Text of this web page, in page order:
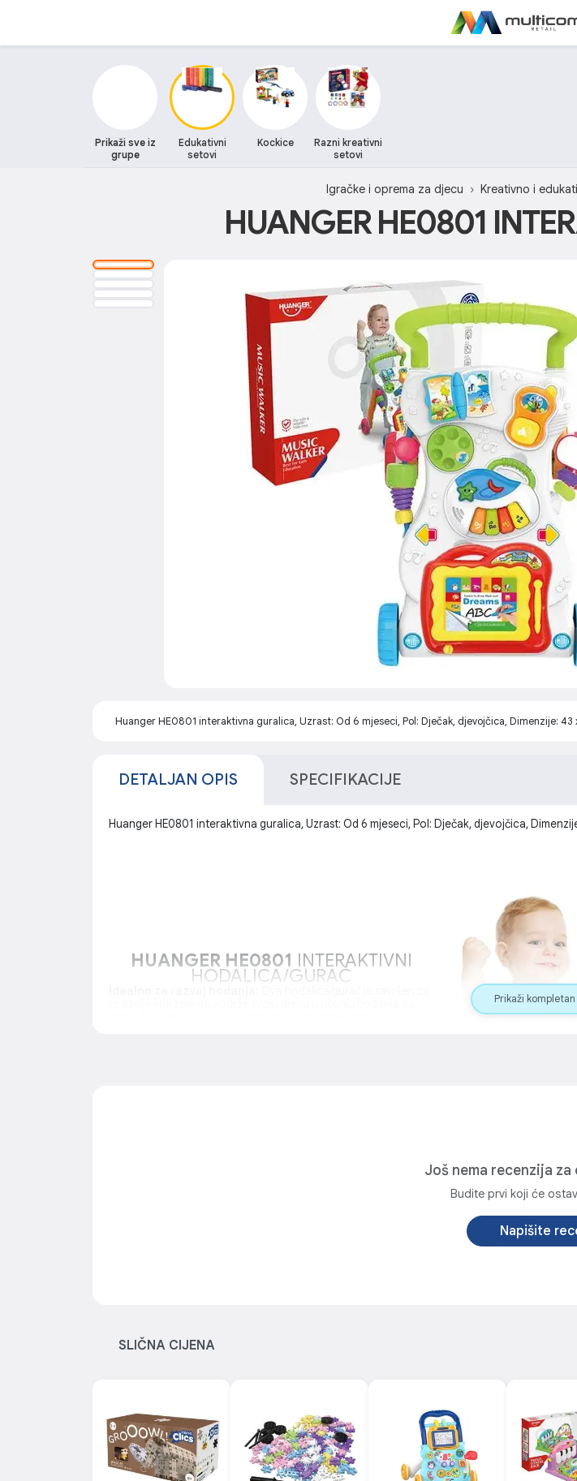
Prikaži sve iz
grupe
Edukativni
setovi
Kockice
Razni kreativni
setovi
Igračke i oprema za djecu Kreativno i
HUANGER HE0801
Huanger HE0801 interaktivna guralica, Uzrast: Od 6 mjeseci, Pol: Dječak, djevojčica, Dimenzije: 43
DETALJAN OPIS SPECIFIKACIJE
Huanger HE0801 interaktivna guralica, Uzrast: Od 6 mjeseci, Pol: Dječak, djevojčica,
HUANGER HE0801 INTERAKTIVNI
HODALICA/GURAČ
Prikaži
Još nema recenzija
Budite prvi koji će
Napišite
SLIČNA CIJENA